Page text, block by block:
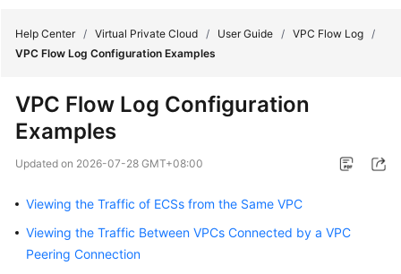
New
Overview
Getting
Started
Help Center / Virtual Private Cloud / User Guide / VPC Flow Log /
VPC Flow Log Configuration Examples
VPC Flow Log Configuration
Examples
Updated on 2026-07-28 GMT+08:00
Viewing the Traffic of ECSs from the Same VPC
Viewing the Traffic Between VPCs Connected by a VPC
Peering Connection